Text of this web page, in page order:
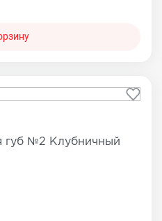
губ №2 Клубничный